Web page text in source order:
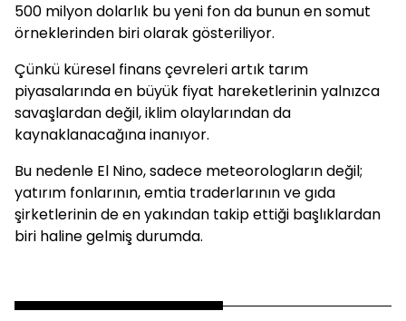
500 milyon dolarlık bu yeni fon da bunun en somut
örneklerinden biri olarak gösteriliyor.
Çünkü küresel finans çevreleri artık tarım
piyasalarında en büyük fiyat hareketlerinin yalnızca
savaşlardan değil, iklim olaylarından da
kaynaklanacağına inanıyor.
Bu nedenle El Nino, sadece meteorologların değil;
yatırım fonlarının, emtia traderlarının ve gıda
şirketlerinin de en yakından takip ettiği başlıklardan
biri haline gelmiş durumda.